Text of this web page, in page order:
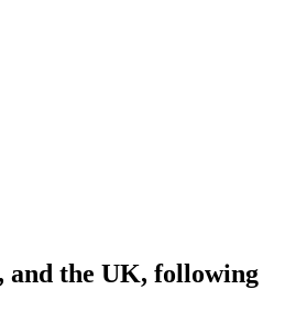
and the UK, following